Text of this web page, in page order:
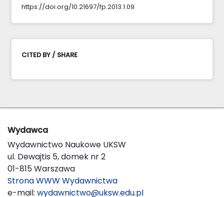
https://doi.org/10.21697/fp.2013.1.09
CITED BY / SHARE
Wydawca
Wydawnictwo Naukowe UKSW
ul. Dewajtis 5, domek nr 2
01-815 Warszawa
Strona WWW Wydawnictwa
e-mail: wydawnictwo@uksw.edu.pl